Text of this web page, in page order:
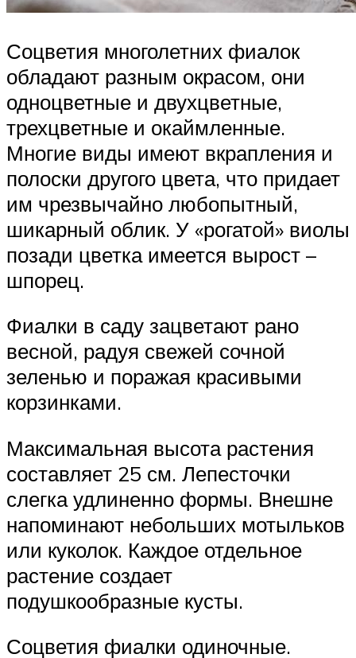
Соцветия многолетних фиалок
обладают разным окрасом, они
одноцветные и двухцветные,
трехцветные и окаймленные.
Многие виды имеют вкрапления и
полоски другого цвета, что придает
им чрезвычайно любопытный,
шикарный облик. У «рогатой» виолы
позади цветка имеется вырост –
шпорец.
Фиалки в саду зацветают рано
весной, радуя свежей сочной
зеленью и поражая красивыми
корзинками.
Максимальная высота растения
составляет 25 см. Лепесточки
слегка удлиненно формы. Внешне
напоминают небольших мотыльков
или куколок. Каждое отдельное
растение создает
подушкообразные кусты.
Соцветия фиалки одиночные.